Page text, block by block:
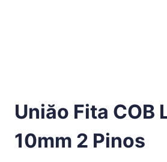
Uniăo Fita COB
10mm 2 Pinos